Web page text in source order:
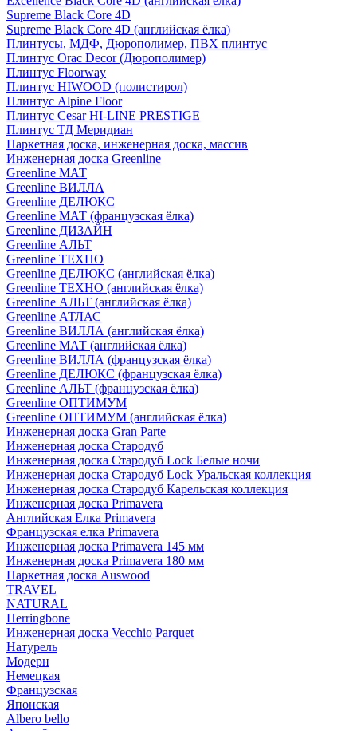
Supreme Black Core 4D
Supreme Black Core 4D (английская ёлка)
Плинтусы, МДФ, Дюрополимер, ПВХ плинтус
Плинтус Orac Decor (Дюрополимер)
Плинтус Floorway
Плинтус HIWOOD (полистирол)
Плинтус Alpine Floor
Плинтус Cesar HI-LINE PRESTIGE
Плинтус ТД Меридиан
Паркетная доска, инженерная доска, массив
Инженерная доска Greenline
Greenline МАТ
Greenline ВИЛЛА
Greenline ДЕЛЮКС
Greenline МАТ (французская ёлка)
Greenline ДИЗАЙН
Greenline АЛЬТ
Greenline ТЕХНО
Greenline ДЕЛЮКС (английская ёлка)
Greenline ТЕХНО (английская ёлка)
Greenline АЛЬТ (английская ёлка)
Greenline АТЛАС
Greenline ВИЛЛА (английская ёлка)
Greenline МАТ (английская ёлка)
Greenline ВИЛЛА (французская ёлка)
Greenline ДЕЛЮКС (французская ёлка)
Greenline АЛЬТ (французская ёлка)
Greenline ОПТИМУМ
Greenline ОПТИМУМ (английская ёлка)
Инженерная доска Gran Parte
Инженерная доска Стародуб
Инженерная доска Стародуб Lock Белые ночи
Инженерная доска Стародуб Lock Уральская коллекция
Инженерная доска Стародуб Карельская коллекция
Инженерная доска Primavera
Английская Елка Primavera
Французская елка Primavera
Инженерная доска Primavera 145 мм
Инженерная доска Primavera 180 мм
Паркетная доска Auswood
TRAVEL
NATURAL
Herringbone
Инженерная доска Vecchio Parquet
Натурель
Модерн
Немецкая
Французская
Японская
Albero bello